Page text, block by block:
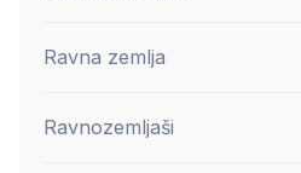
Ravna zemlja
Ravnozemljaši